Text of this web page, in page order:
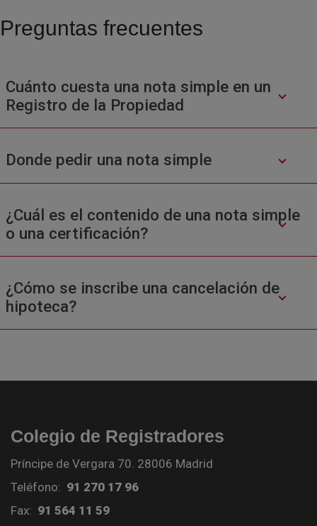
Preguntas frecuentes
Cuánto cuesta una nota simple en un
Registro de la Propiedad
Donde pedir una nota simple
¿Cuál es el contenido de una nota simple
o una certificación?
¿Cómo se inscribe una cancelación de
hipoteca?
Colegio de Registradores
Príncipe de Vergara 70. 28006 Madrid
Teléfono: 91 270 17 96
Fax: 91 564 11 59